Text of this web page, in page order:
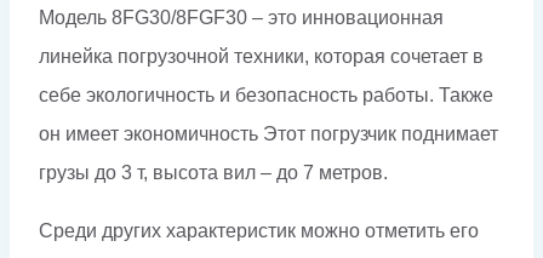
Модель 8FG30/8FGF30 – это инновационная
линейка погрузочной техники, которая сочетает в
себе экологичность и безопасность работы. Также
он имеет экономичность Этот погрузчик поднимает
грузы до 3 т, высота вил – до 7 метров.
Среди других характеристик можно отметить его